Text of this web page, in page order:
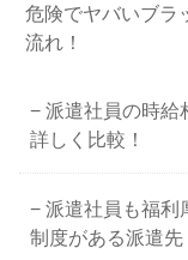
危険でヤバいブラ
流れ！
派遣社員の時給
詳しく比較！
派遣社員も福利
制度がある派遣先